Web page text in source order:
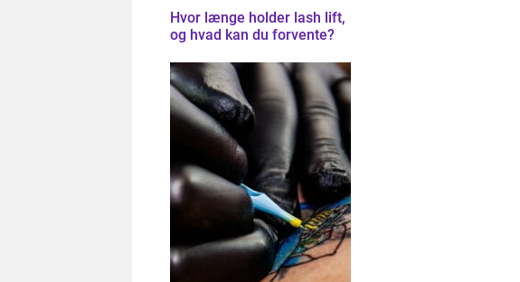
Hvor længe holder lash lift,
og hvad kan du forvente?